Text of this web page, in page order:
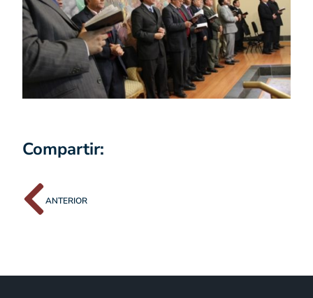
Compartir:
ANTERIOR